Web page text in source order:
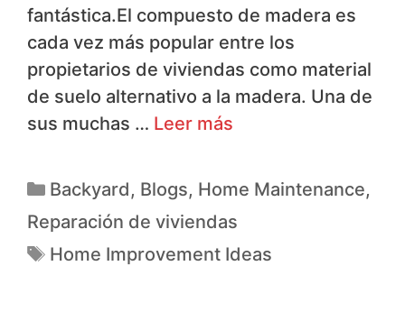
fantástica.El compuesto de madera es
cada vez más popular entre los
propietarios de viviendas como material
de suelo alternativo a la madera. Una de
sus muchas … Leer más
Backyard, Blogs, Home Maintenance,
Reparación de viviendas
Home Improvement Ideas